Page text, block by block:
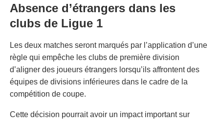
Absence d’étrangers dans les
clubs de Ligue 1
Les deux matches seront marqués par l’application d’une
règle qui empêche les clubs de première division
d’aligner des joueurs étrangers lorsqu’ils affrontent des
équipes de divisions inférieures dans le cadre de la
compétition de coupe.
Cette décision pourrait avoir un impact important sur